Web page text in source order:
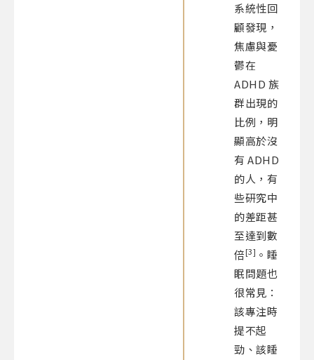
系統性回
顧發現，
焦慮與憂
鬱在
ADHD 族
群出現的
比例，明
顯高於沒
有 ADHD
的人，有
些研究中
的差距甚
至達到數
倍[3] 。睡
眠問題也
很常見：
該專注時
提不起
勁、該睡